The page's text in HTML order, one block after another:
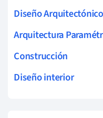
Diseño Arquitectónico
Arquitectura
Construcción
Diseño interior